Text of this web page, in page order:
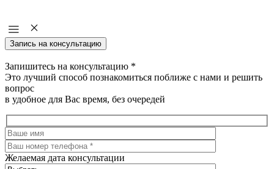
Запись на консультацию
Запишитесь на консультацию *
Это лучший способ познакомиться поближе с нами и решить
вопрос
в удобное для Вас время, без очередей
Желаемая дата консультации